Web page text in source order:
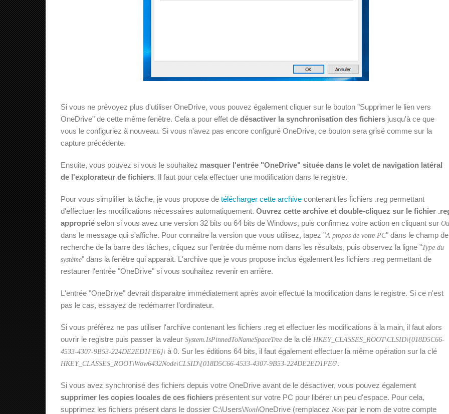
Si vous ne prévoyez plus d'utiliser OneDrive, vous pouvez également cliquer sur le bouton "Supprimer le lien vers
OneDrive" de cette même fenêtre. Cela a pour effet de désactiver la synchronisation des fichiers jusqu'à ce que
vous le configuriez à nouveau. Si vous n'avez pas encore configuré OneDrive, ce bouton sera grisé comme sur la
capture précédente.
Ensuite, vous pouvez si vous le souhaitez masquer l'entrée "OneDrive" située dans le volet de navigation latéral
de l'explorateur de fichiers. Il faut pour cela effectuer une modification dans le registre.
Pour vous simplifier la tâche, je vous propose de télécharger cette archive contenant les fichiers .reg permettant
d'effectuer les modifications nécessaires automatiquement. Ouvrez cette archive et double-cliquez sur le fichier
approprié selon si vous avez une version 32 bits ou 64 bits de Windows, puis confirmez votre action en cliquant sur
dans le message qui s'affiche. Pour connaitre la version que vous utilisez, tapez "A propos de votre PC" dans le champ de
recherche de la barre des tâches, cliquez sur l'entrée du même nom dans les résultats, puis observez la ligne "Type du
système" dans la fenêtre qui apparait. L'archive que je vous propose inclus également les fichiers .reg permettant de
restaurer l'entrée "OneDrive" si vous souhaitez revenir en arrière.
L'entrée "OneDrive" devrait disparaitre immédiatement après avoir effectué la modification dans le registre. Si ce n'est
pas le cas, essayez de redémarrer l’ordinateur.
Si vous préférez ne pas utiliser l'archive contenant les fichiers .reg et effectuer les modifications à la main, il faut alors
ouvrir le registre puis passer la valeur System.IsPinnedToNameSpaceTree de la clé HKEY_CLASSES_ROOT\CLSID\{018D5C66-
4533-4307-9B53-224DE2ED1FE6}\ à 0. Sur les éditions 64 bits, il faut également effectuer la même opération sur la clé
HKEY_CLASSES_ROOT\Wow6432Node\CLSID\{018D5C66-4533-4307-9B53-224DE2ED1FE6\.
Si vous avez synchronisé des fichiers depuis votre OneDrive avant de le désactiver, vous pouvez également
supprimer les copies locales de ces fichiers présentent sur votre PC pour libérer un peu d'espace. Pour cela,
supprimez les fichiers présent dans le dossier C:\Users\Nom\OneDrive (remplacez Nom par le nom de votre compte